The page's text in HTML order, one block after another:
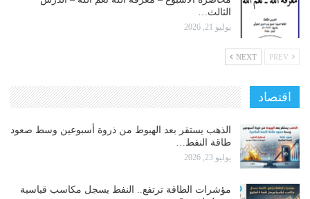
الثالث…
يوليو 21, 2026
NEXT
اقتصاد
الذهب يستقر بعد الهبوط من ذروة أسبوعين وسط صعود
طاقة النفط…
يوليو 23, 2026
مؤشرات الطاقة ترتفع.. النفط يسجل مكاسب قياسية